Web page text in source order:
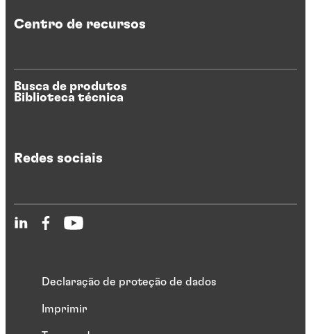
Centro de recursos
Busca de produtos
Biblioteca técnica
Redes sociais
Declaração de proteção de dados
Imprimir